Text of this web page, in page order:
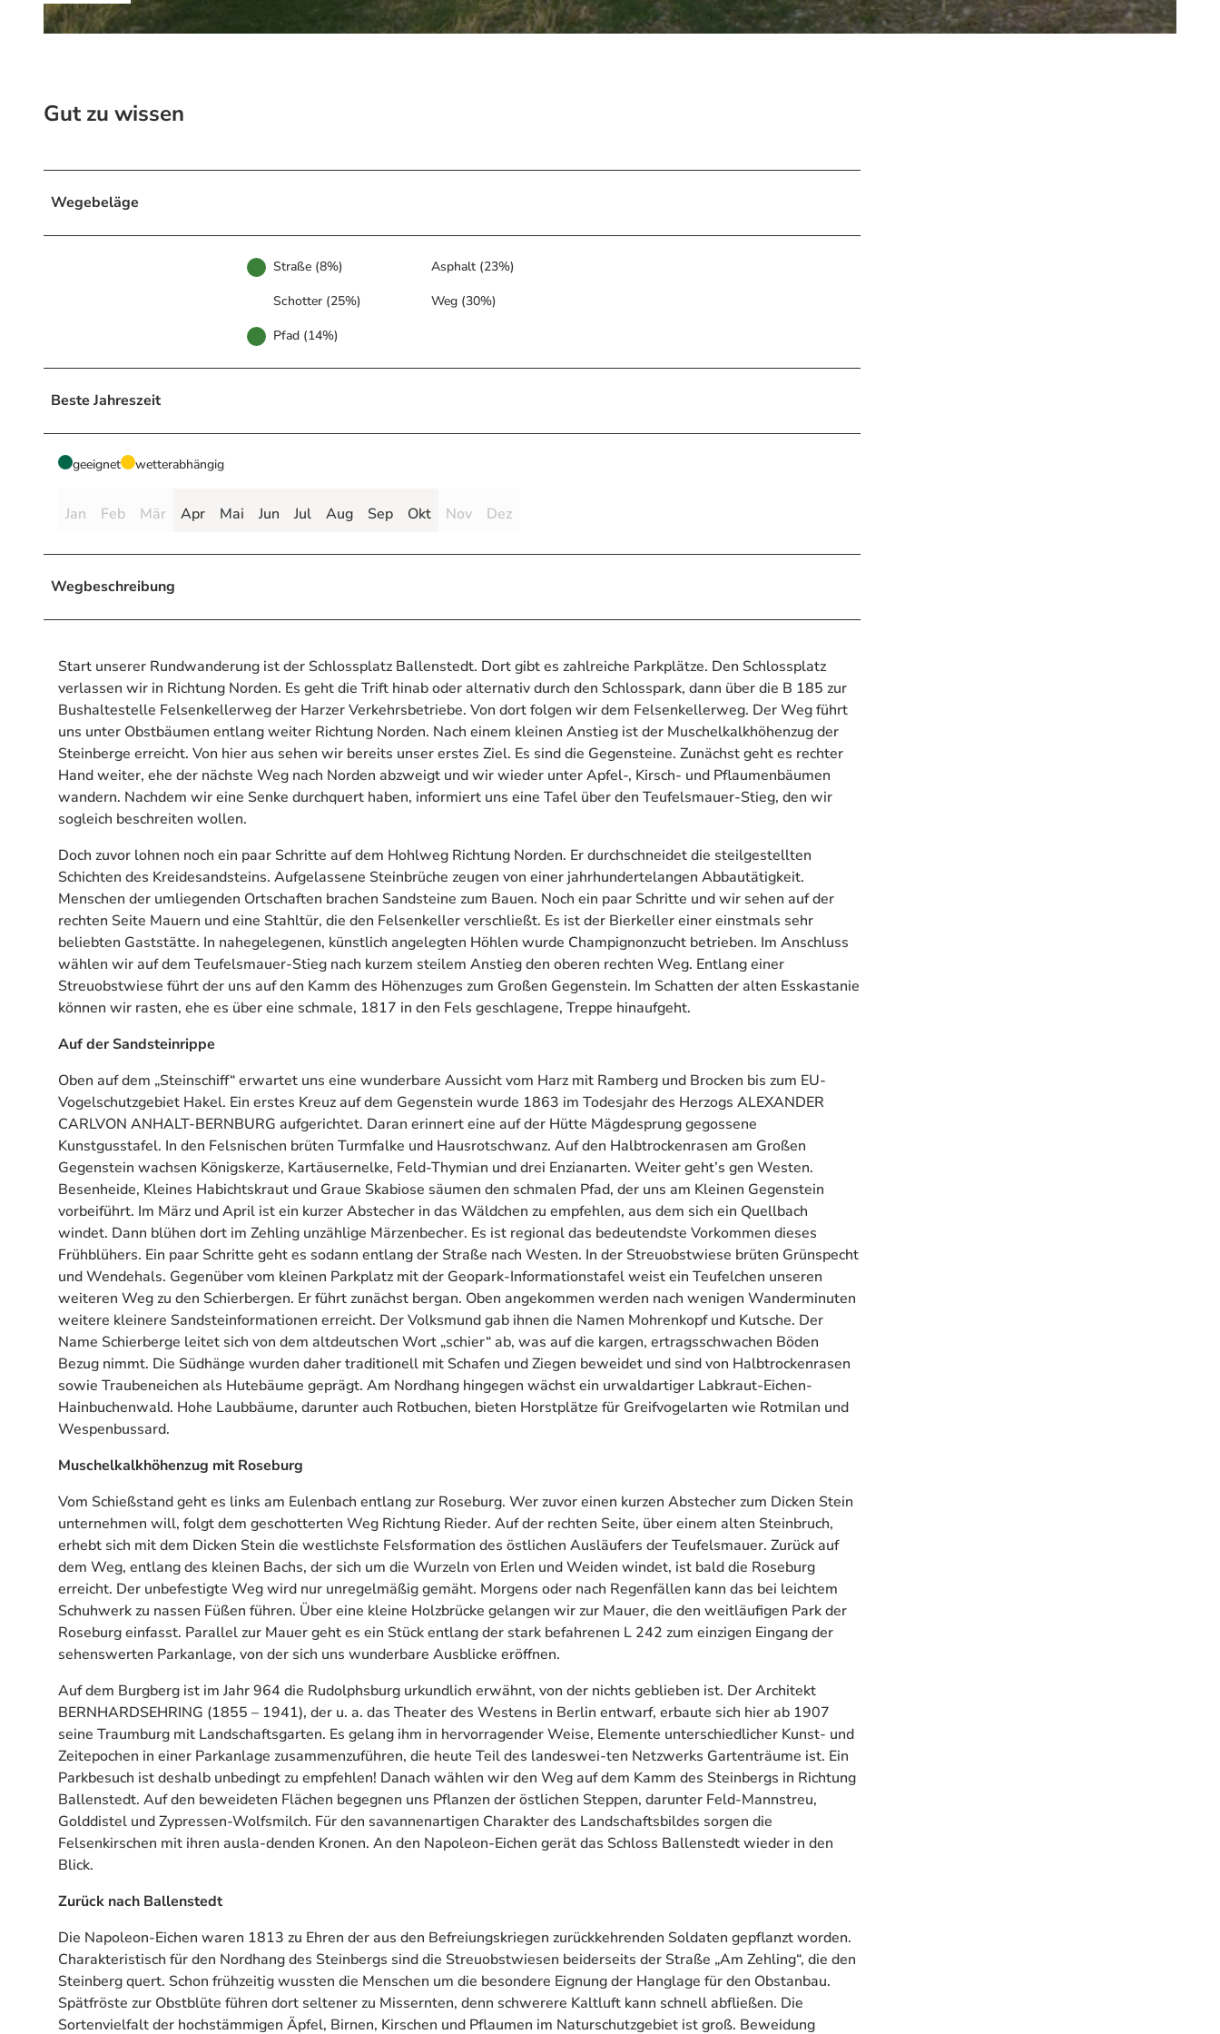
Gut zu wissen
Wegebeläge
Straße (8%) Asphalt (23%)
Schotter (25%) Weg (30%)
Pfad (14%)
Beste Jahreszeit
geeignet wetterabhängig
Jan Feb Mär Apr Mai Jun Jul Aug Sep Okt Nov Dez
Wegbeschreibung
Start unserer Rundwanderung ist der Schlossplatz Ballenstedt. Dort gibt es zahlreiche Parkplätze. Den Schlossplatz
verlassen wir in Richtung Norden. Es geht die Trift hinab oder alternativ durch den Schlosspark, dann über die B 185 zur
Bushaltestelle Felsenkellerweg der Harzer Verkehrsbetriebe. Von dort folgen wir dem Felsenkellerweg. Der Weg führt
uns unter Obstbäumen entlang weiter Richtung Norden. Nach einem kleinen Anstieg ist der Muschelkalkhöhenzug der
Steinberge erreicht. Von hier aus sehen wir bereits unser erstes Ziel. Es sind die Gegensteine. Zunächst geht es rechter
Hand weiter, ehe der nächste Weg nach Norden abzweigt und wir wieder unter Apfel-, Kirsch- und Pflaumenbäumen
wandern. Nachdem wir eine Senke durchquert haben, informiert uns eine Tafel über den Teufelsmauer-Stieg, den wir
sogleich beschreiten wollen.
Doch zuvor lohnen noch ein paar Schritte auf dem Hohlweg Richtung Norden. Er durchschneidet die steilgestellten
Schichten des Kreidesandsteins. Aufgelassene Steinbrüche zeugen von einer jahrhundertelangen Abbautätigkeit.
Menschen der umliegenden Ortschaften brachen Sandsteine zum Bauen. Noch ein paar Schritte und wir sehen auf der
rechten Seite Mauern und eine Stahltür, die den Felsenkeller verschließt. Es ist der Bierkeller einer einstmals sehr
beliebten Gaststätte. In nahegelegenen, künstlich angelegten Höhlen wurde Champignonzucht betrieben. Im Anschluss
wählen wir auf dem Teufelsmauer-Stieg nach kurzem steilem Anstieg den oberen rechten Weg. Entlang einer
Streuobstwiese führt der uns auf den Kamm des Höhenzuges zum Großen Gegenstein. Im Schatten der alten Esskastanie
können wir rasten, ehe es über eine schmale, 1817 in den Fels geschlagene, Treppe hinaufgeht.
Auf der Sandsteinrippe
Oben auf dem „Steinschiff“ erwartet uns eine wunderbare Aussicht vom Harz mit Ramberg und Brocken bis zum EU-
Vogelschutzgebiet Hakel. Ein erstes Kreuz auf dem Gegenstein wurde 1863 im Todesjahr des Herzogs ALEXANDER
CARLVON ANHALT-BERNBURG aufgerichtet. Daran erinnert eine auf der Hütte Mägdesprung gegossene
Kunstgusstafel. In den Felsnischen brüten Turmfalke und Hausrotschwanz. Auf den Halbtrockenrasen am Großen
Gegenstein wachsen Königskerze, Kartäusernelke, Feld-Thymian und drei Enzianarten. Weiter geht’s gen Westen.
Besenheide, Kleines Habichtskraut und Graue Skabiose säumen den schmalen Pfad, der uns am Kleinen Gegenstein
vorbeiführt. Im März und April ist ein kurzer Abstecher in das Wäldchen zu empfehlen, aus dem sich ein Quellbach
windet. Dann blühen dort im Zehling unzählige Märzenbecher. Es ist regional das bedeutendste Vorkommen dieses
Frühblühers. Ein paar Schritte geht es sodann entlang der Straße nach Westen. In der Streuobstwiese brüten Grünspecht
und Wendehals. Gegenüber vom kleinen Parkplatz mit der Geopark-Informationstafel weist ein Teufelchen unseren
weiteren Weg zu den Schierbergen. Er führt zunächst bergan. Oben angekommen werden nach wenigen Wanderminuten
weitere kleinere Sandsteinformationen erreicht. Der Volksmund gab ihnen die Namen Mohrenkopf und Kutsche. Der
Name Schierberge leitet sich von dem altdeutschen Wort „schier“ ab, was auf die kargen, ertragsschwachen Böden
Bezug nimmt. Die Südhänge wurden daher traditionell mit Schafen und Ziegen beweidet und sind von Halbtrockenrasen
sowie Traubeneichen als Hutebäume geprägt. Am Nordhang hingegen wächst ein urwaldartiger Labkraut-Eichen-
Hainbuchenwald. Hohe Laubbäume, darunter auch Rotbuchen, bieten Horstplätze für Greifvogelarten wie Rotmilan und
Wespenbussard.
Muschelkalkhöhenzug mit Roseburg
Vom Schießstand geht es links am Eulenbach entlang zur Roseburg. Wer zuvor einen kurzen Abstecher zum Dicken Stein
unternehmen will, folgt dem geschotterten Weg Richtung Rieder. Auf der rechten Seite, über einem alten Steinbruch,
erhebt sich mit dem Dicken Stein die westlichste Felsformation des östlichen Ausläufers der Teufelsmauer. Zurück auf
dem Weg, entlang des kleinen Bachs, der sich um die Wurzeln von Erlen und Weiden windet, ist bald die Roseburg
erreicht. Der unbefestigte Weg wird nur unregelmäßig gemäht. Morgens oder nach Regenfällen kann das bei leichtem
Schuhwerk zu nassen Füßen führen. Über eine kleine Holzbrücke gelangen wir zur Mauer, die den weitläufigen Park der
Roseburg einfasst. Parallel zur Mauer geht es ein Stück entlang der stark befahrenen L 242 zum einzigen Eingang der
sehenswerten Parkanlage, von der sich uns wunderbare Ausblicke eröffnen.
Auf dem Burgberg ist im Jahr 964 die Rudolphsburg urkundlich erwähnt, von der nichts geblieben ist. Der Architekt
BERNHARDSEHRING (1855 – 1941), der u. a. das Theater des Westens in Berlin entwarf, erbaute sich hier ab 1907
seine Traumburg mit Landschaftsgarten. Es gelang ihm in hervorragender Weise, Elemente unterschiedlicher Kunst- und
Zeitepochen in einer Parkanlage zusammenzuführen, die heute Teil des landeswei-ten Netzwerks Gartenträume ist. Ein
Parkbesuch ist deshalb unbedingt zu empfehlen! Danach wählen wir den Weg auf dem Kamm des Steinbergs in Richtung
Ballenstedt. Auf den beweideten Flächen begegnen uns Pflanzen der östlichen Steppen, darunter Feld-Mannstreu,
Golddistel und Zypressen-Wolfsmilch. Für den savannenartigen Charakter des Landschaftsbildes sorgen die
Felsenkirschen mit ihren ausla-denden Kronen. An den Napoleon-Eichen gerät das Schloss Ballenstedt wieder in den
Blick.
Zurück nach Ballenstedt
Die Napoleon-Eichen waren 1813 zu Ehren der aus den Befreiungskriegen zurückkehrenden Soldaten gepflanzt worden.
Charakteristisch für den Nordhang des Steinbergs sind die Streuobstwiesen beiderseits der Straße „Am Zehling“, die den
Steinberg quert. Schon frühzeitig wussten die Menschen um die besondere Eignung der Hanglage für den Obstanbau.
Spätfröste zur Obstblüte führen dort seltener zu Missernten, denn schwerere Kaltluft kann schnell abfließen. Die
Sortenvielfalt der hochstämmigen Äpfel, Birnen, Kirschen und Pflaumen im Naturschutzgebiet ist groß. Beweidung